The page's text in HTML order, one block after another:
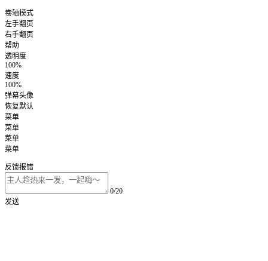
卷轴模式
左手翻页
右手翻页
帮助
透明度
100%
速度
100%
弹幕头像
恢复默认
菜单
菜单
菜单
菜单
反馈报错
0/20
发送